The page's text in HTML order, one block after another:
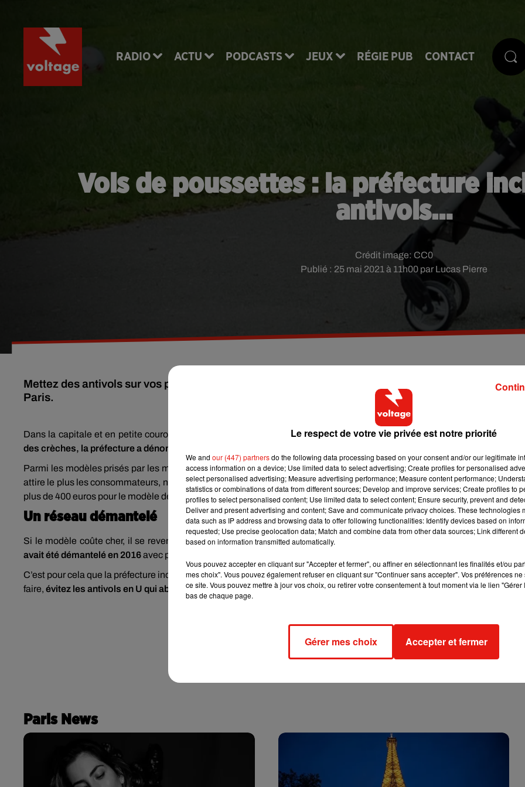
RADIO ACTU PODCASTS JEUX RÉGIE PUB CONTACT
Vols de poussettes : la préfecture
antivols…
Publié : 25 mai 2021 à 11h00 par Lucas Pierre
Crédit image: CC0
Mettez des antivols sur vos poussettes ! C'est ce que conseille fortement la préfecture de police
Paris.
Dans la capitale et en petite couronne, ce type de vol est en forte hausse depuis 2016.En 2020, même avec la
des crèches, la préfecture a dénombré près de 600 vols de poussettes à Paris.
Parmi les modèles prisés par les malfaiteurs : les poussettes des marques Yoyo et Bugaboo. La première est la marque
attire le plus les consommateurs, notamment grâce à sa petite taille, pratique en milieu urbain. Mais elle coûte cher : un
plus de 400 euros pour le modèle de base.
Un réseau démantelé
Si le modèle coûte cher, il se revend aussi très bien. Preuve de l’intérêt des voleurs pour les poussettes,
avait été démantelé en 2016avec près de 160 vols à leur actif.
C’est pour cela que la préfecture incite désormais à placer un antivol sur les poussettes. Et dans le cas où vous décidiez
faire, évitez les antivols en U qui abîment les poussettes.Préférez un antivol souple.
Paris News
Le respect de votre vie privée est notre priorité
We and our (447) partnersdo the following data processing based on your consent and/or our legitimate
access information on a device; Use limited data to select advertising; Create profiles for personalised
select personalised advertising; Measure advertising performance; Measure content performance;
statistics or combinations of data from different sources; Develop and improve services; Create profiles to
profiles to select personalised content; Use limited data to select content; Ensure security, prevent and
Deliver and present advertising and content; Save and communicate privacy choices. These technologies
data such as IP address and browsing data to offer following functionalities: Identify devices based on
requested; Use precise geolocation data; Match and combine data from other data sources; Link different
based on information transmitted automatically.
Vous pouvez accepter en cliquant sur "Accepter et fermer", ou affiner en sélectionnant les finalités et/ou
mes choix". Vous pouvez également refuser en cliquant sur "Continuer sans accepter". Vos préférences
ce site. Vous pouvez mettre à jour vos choix, ou retirer votre consentement à tout moment via le lien
bas de chaque page.
Gérer mes choix Accepter et fermer